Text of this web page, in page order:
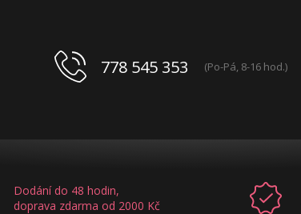
778 545 353 (Po-Pá, 8-16 hod.)
Dodání do 48 hodin,
doprava zdarma od 2000 Kč